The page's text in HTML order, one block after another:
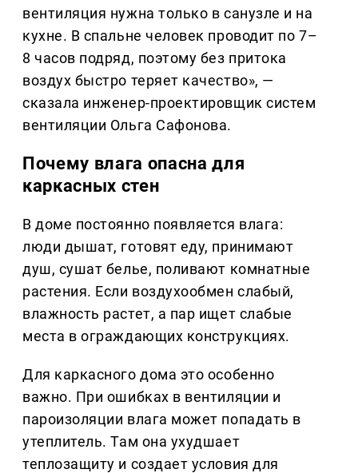
вентиляция нужна только в санузле и на
кухне. В спальне человек проводит по 7–
8 часов подряд, поэтому без притока
воздух быстро теряет качество», —
сказала инженер-проектировщик систем
вентиляции Ольга Сафонова.
Почему влага опасна для
каркасных стен
В доме постоянно появляется влага:
люди дышат, готовят еду, принимают
душ, сушат белье, поливают комнатные
растения. Если воздухообмен слабый,
влажность растет, а пар ищет слабые
места в ограждающих конструкциях.
Для каркасного дома это особенно
важно. При ошибках в вентиляции и
пароизоляции влага может попадать в
утеплитель. Там она ухудшает
теплозащиту и создает условия для